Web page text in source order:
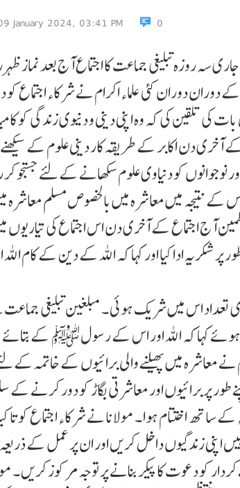
January 2024, 03:41 PM 0
سہ روزہ تبلیغی جماعت کا اجتماع آج بعد نماز
دوران دوران کئی علماء اکرام نے شرکاء اجتماع
تلقین کی کہ وہ اپنی دینی و دنیوی زندگی کو
آخری دن اکابر کے طریقہ کار دینی علوم کے
کو دنیاوی علوم سکھانے کے لئے جستجو
کے نتیجہ میں معاشرہ میں بالخصوص مسلم
آج اجتماع کے آخری دن اس اجتماع کی
شکریہ ادا کیا اور کہا کہ اللہ کے دین کے کام
اس میں شریک ہوئی ۔ مبلغین تبلیغی
ہوئے کہا کہ اللہ اور اس کے رسولﷺ کے بتائے
نے معاشرہ میں پھیلنے والی برائیوں کے خاتمہ
پر برائیوں اور معاشرتی بگاڑ کو دور کرنے
کے ساتھ اختتام ہوا ۔ مولانا نے شرکاء اجتماع کو
اپنی زندگیوں داخل کریں اور ان پر عمل کے
کو دعوت کا پیکر بنانے پر توجہ مرکوز کریں ۔